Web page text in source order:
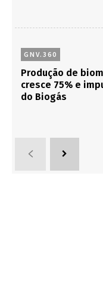
GNV.360
Produção de
cresce 75% e
do Biogás